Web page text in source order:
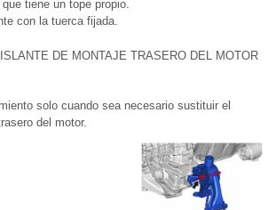
tiene un tope propio.
con la tuerca fijada.
DE MONTAJE TRASERO DEL MOTOR
solo cuando sea necesario sustituir el
del motor.